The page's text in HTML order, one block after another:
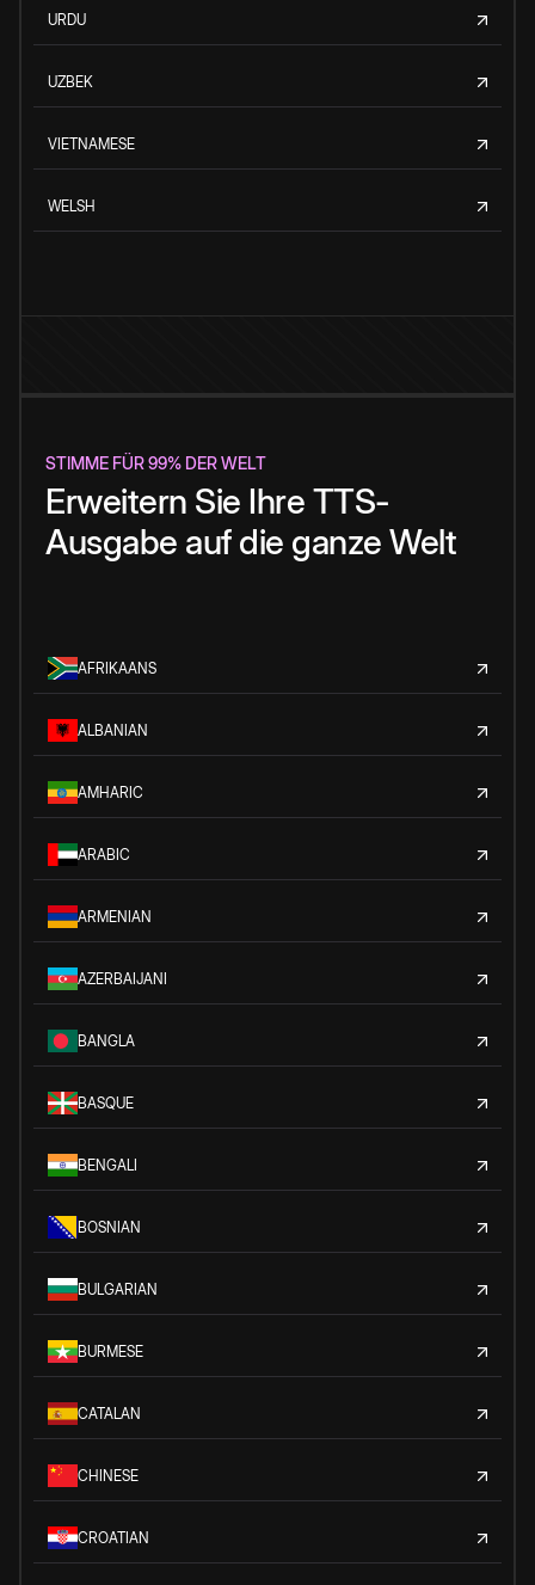
URDU
UZBEK
VIETNAMESE
WELSH
STIMME FÜR 99% DER WELT
Erweitern Sie Ihre TTS-
Ausgabe auf die ganze Welt
AFRIKAANS
ALBANIAN
AMHARIC
ARABIC
ARMENIAN
AZERBAIJANI
BANGLA
BASQUE
BENGALI
BOSNIAN
BULGARIAN
BURMESE
CATALAN
CHINESE
CROATIAN